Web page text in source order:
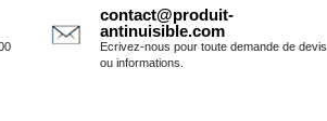
contact@produit-
antinuisible.com
Ecrivez-nous pour toute demande de devis
ou informations.